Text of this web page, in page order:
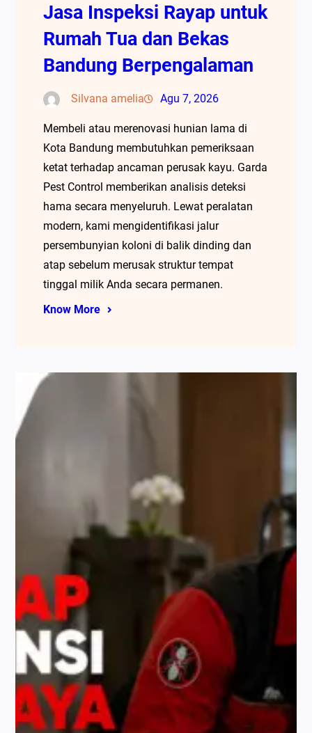
Jasa Inspeksi Rayap untuk
Rumah Tua dan Bekas
Bandung Berpengalaman
Silvana amelia Agu 7, 2026
Membeli atau merenovasi hunian lama di
Kota Bandung membutuhkan pemeriksaan
ketat terhadap ancaman perusak kayu. Garda
Pest Control memberikan analisis deteksi
hama secara menyeluruh. Lewat peralatan
modern, kami mengidentifikasi jalur
persembunyian koloni di balik dinding dan
atap sebelum merusak struktur tempat
tinggal milik Anda secara permanen.
Know More